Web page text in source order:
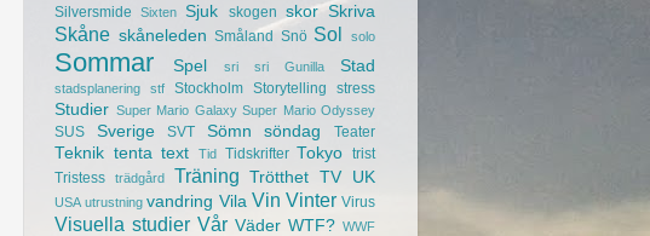
Silversmide Sixten Sjuk skogen skor Skriva
Skåne skåneleden Småland Snö Sol solo
Sommar Spel sri sri Gunilla Stad
stadsplanering stf Stockholm Storytelling stress
Studier Super Mario Galaxy Super Mario Odyssey
SUS Sverige SVT Sömn söndag Teater
Teknik tenta text Tid Tidskrifter Tokyo trist
Tristess
trädgård Träning Trötthet TV UK
USA utrustning vandring Vila Vin Vinter Virus
Visuella studier Vår Väder WTF? WWF